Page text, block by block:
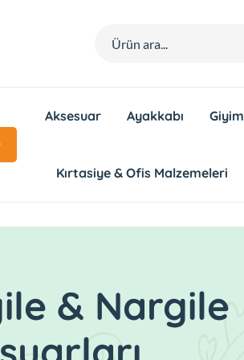
Aksesuar Ayakkabı Giyim
Kırtasiye & Ofis Malzemeleri
& Nargile